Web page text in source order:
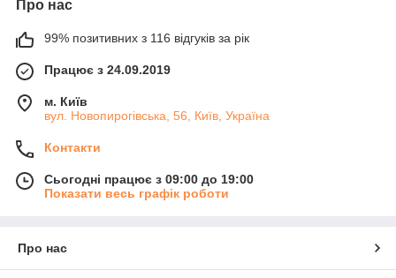
Про нас
99% позитивних з 116 відгуків за рік
Працює з 24.09.2019
м. Київ
вул. Новопирогівська, 56, Київ, Україна
Контакти
Сьогодні працює з 09:00 до 19:00
Показати весь графік роботи
Про нас